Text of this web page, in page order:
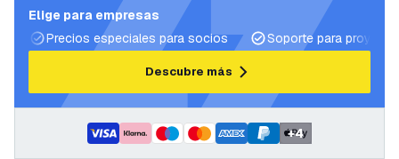
Elige para empresas
Precios especiales para socios
Soporte para
Descubre más
+4